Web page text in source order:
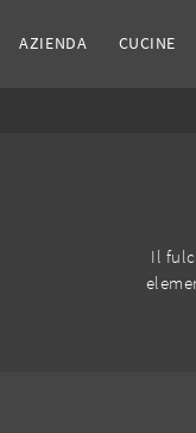
AZIENDA CUCINE
Il